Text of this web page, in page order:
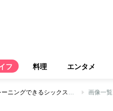
フ 料理 エンタメ
【88名様に大プレゼント】太ももに巻くだけで効率よくトレーニングできるシックスパッドのEMSレッグベルトを1名様に 画像一覧